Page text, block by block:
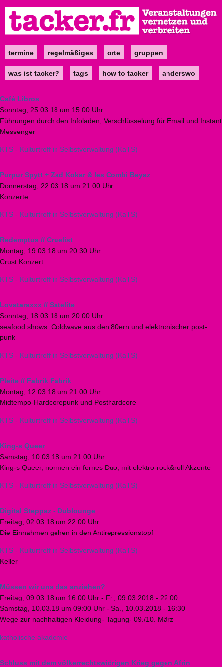
zum
Inhalt
Maintermine regelmäßiges orte gruppen
was ist tacker? tags how to tacker anderswo
Café Libros
Sonntag, 25.03.18 um 15:00 Uhr
Führungen durch den Infoladen, Verschlüsselung für Email und Instant
Messenger
KTS - Kulturtreff in Selbstverwaltung (KaTS)
Purpur Spytt + Zad Kokar & les Combi Beyaz
Donnerstag, 22.03.18 um 21:00 Uhr
Konzerte
KTS - Kulturtreff in Selbstverwaltung (KaTS)
Redemptus // Cruelist
Montag, 19.03.18 um 20:30 Uhr
Crust Konzert
KTS - Kulturtreff in Selbstverwaltung (KaTS)
Lovataraxxx // Satelite
Sonntag, 18.03.18 um 20:00 Uhr
seafood shows: Coldwave aus den 80ern und elektronischer post-
punk
KTS - Kulturtreff in Selbstverwaltung (KaTS)
Pleite // Fabrik Fabrik
Montag, 12.03.18 um 21:00 Uhr
Midtempo-Hardcorepunk und Posthardcore
KTS - Kulturtreff in Selbstverwaltung (KaTS)
King-s Queer
Samstag, 10.03.18 um 21:00 Uhr
King-s Queer, normen ein fernes Duo, mit elektro-rock&roll Akzente
KTS - Kulturtreff in Selbstverwaltung (KaTS)
Digital Steppaz - Dublounge
Freitag, 02.03.18 um 22:00 Uhr
Die Einnahmen gehen in den Antirepressionstopf
KTS - Kulturtreff in Selbstverwaltung (KaTS)
Keller
Müssen wir uns das anziehen?
Freitag, 09.03.18 um 16:00 Uhr - Fr., 09.03.2018 - 22:00
Samstag, 10.03.18 um 09:00 Uhr - Sa., 10.03.2018 - 16:30
Wege zur nachhaltigen Kleidung- Tagung- 09./10. März
katholische akademie
Schluss mit dem völkerrechtswidrigen Krieg gegen Afrin